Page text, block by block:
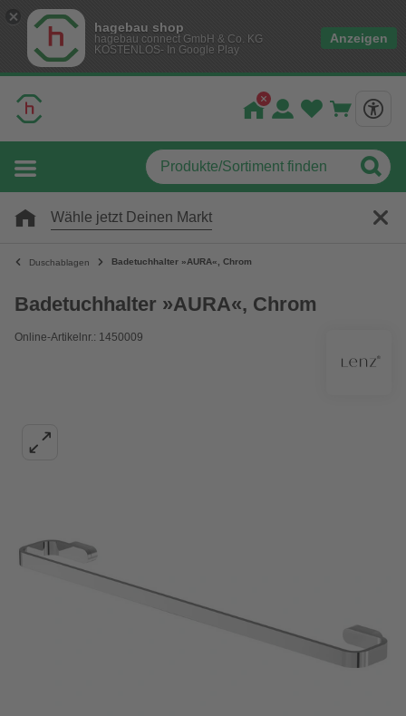
hagebau shop
hagebau connect GmbH & Co. KG
KOSTENLOS- In Google Play
Anzeigen
Wähle jetzt Deinen Markt
Duschablagen Badetuchhalter »AURA«, Chrom
Badetuchhalter »AURA«, Chrom
Online-Artikelnr.: 1450009